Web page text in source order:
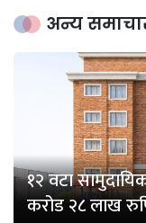
अन्य
१२ वटा
करोड २८ लाख